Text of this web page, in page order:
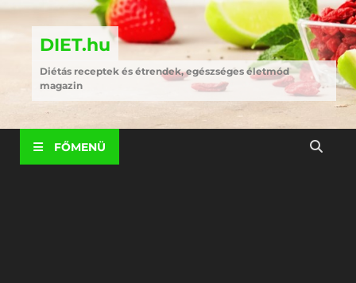
DIET.hu
Diétás receptek és étrendek, egészséges életmód
magazin
FŐMENÜ